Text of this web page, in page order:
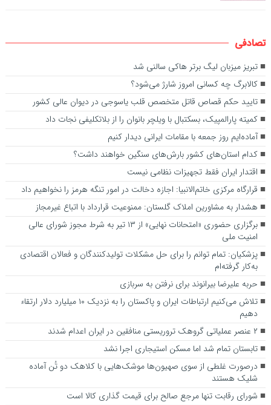
تصادفی
تبریز میزبان لیگ برتر هاکی سالنی شد
کالابرگ چه کسانی امروز شارژ می‌شود؟
تایید حکم قصاص قاتل متخصص قلب یاسوجی در دیوان عالی کشور
کمیته پارالمپیک، بسکتبال با ویلچر بانوان را از بلاتکلیفی نجات داد
آماده‌ایم روز جمعه با مقامات ایرانی دیدار کنیم
کدام استان‌های کشور بارش‌های سنگین خواهند داشت؟‌
اقتدار ایران فقط تجهیزات نظامی نیست
قرارگاه مرکزی خاتم‌الانبیا: اجازه دخالت در امور تنگه هرمز را نخواهیم داد
هشدار به مشاورین املاک گلستان: ممنوعیت قرارداد با اتباع غیرمجاز
برگزاری حضوری «امتحانات نهایی» از ۱۳ تیر به شرط مجوز شورای عالی
امنیت ملی
پزشکیان: تمام توانم را برای حل مشکلات تولیدکنندگان و فعالان اقتصادی
به‌کار گرفته‌ام
حربه علیرضا بیرانوند برای نرفتن به سربازی
تلاش می‌کنیم ارتباطات ایران و پاکستان را به نزدیک ۱۰ میلیارد دلار ارتقاء
دهیم
۲ عنصر عملیاتی گروهک تروریستی منافقین در ایران اعدام شدند
تابستان تمام شد اما مسکن استیجاری اجرا نشد
درصورت غلطی از سوی صهیون‌ها موشک‌هایی با کلاهک دو تُن آماده
شلیک هستند
شورای رقابت تنها مرجع صالح برای قیمت گذاری کالا است